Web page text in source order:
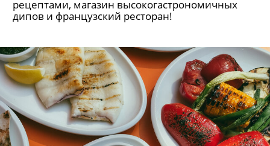
рецептами, магазин высокогастрономичных
дипов и французский ресторан!